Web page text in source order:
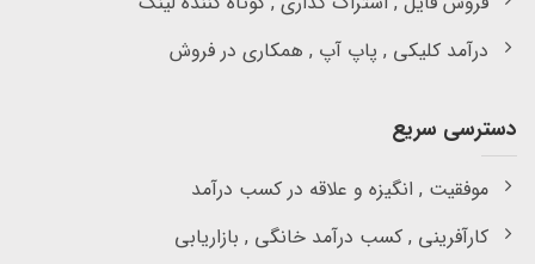
درآمد کلیکی , پاپ آپ , همکاری در فروش
دسترسی سریع
موفقیت , انگیزه و علاقه در کسب درآمد
کارآفرینی , کسب درآمد خانگی , بازاریابی